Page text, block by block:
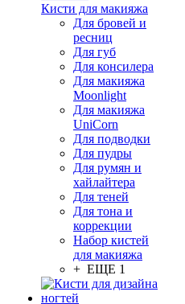
Кисти для макияжа
Для бровей и
ресниц
Для губ
Для консилера
Для макияжа
Moonlight
Для макияжа
UniCorn
Для подводки
Для пудры
Для румян и
хайлайтера
Для теней
Для тона и
коррекции
Набор кистей
для макияжа
+ ЕЩЕ 1